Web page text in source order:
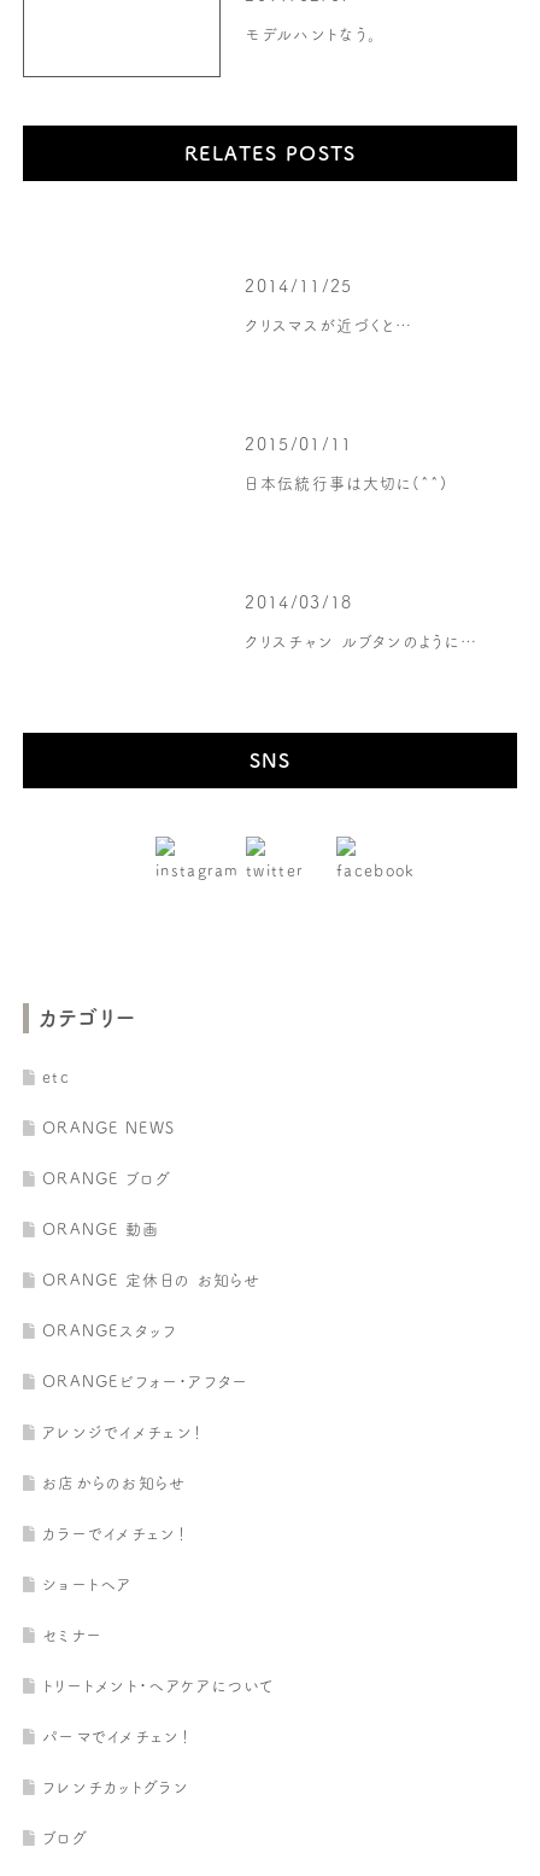
モデルハントなう。
RELATES POSTS
2014/11/25
クリスマスが近づくと…
2015/01/11
日本伝統行事は大切に(^^)
2014/03/18
クリスチャン ルブタンのように…
SNS
カテゴリー
etc
ORANGE NEWS
ORANGE ブログ
ORANGE 動画
ORANGE 定休日の お知らせ
ORANGEスタッフ
ORANGEビフォー・アフター
アレンジでイメチェン！
お店からのお知らせ
カラーでイメチェン！
ショートヘア
セミナー
トリートメント・ヘアケアについて
パーマでイメチェン！
フレンチカットグラン
ブログ